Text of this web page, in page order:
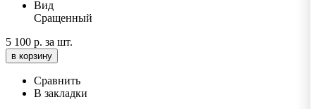
Вид
Сращенный
5 100 р. за шт.
в корзину
Сравнить
В закладки